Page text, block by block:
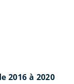
2016 à 2020